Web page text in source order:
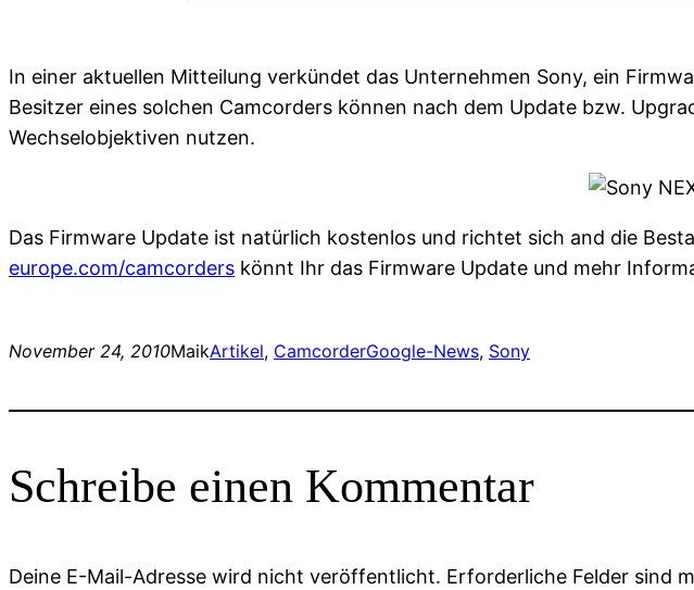
In einer aktuellen Mitteilung verkündet das Unternehmen Sony, ein
Besitzer eines solchen Camcorders können nach dem Update bzw.
Wechselobjektiven nutzen.
Das Firmware Update ist natürlich kostenlos und richtet sich and die
europe.com/camcorders könnt Ihr das Firmware Update und mehr
November 24, 2010MaikArtikel, CamcorderGoogle-News, Sony
Schreibe einen Kommentar
Deine E-Mail-Adresse wird nicht veröffentlicht. Erforderliche Felder sind